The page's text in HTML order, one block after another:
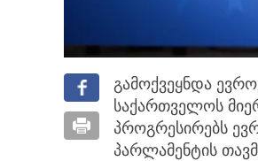
გამოქვეყნდა
საქართველოს
პროგრესირებს
პარლამენტის